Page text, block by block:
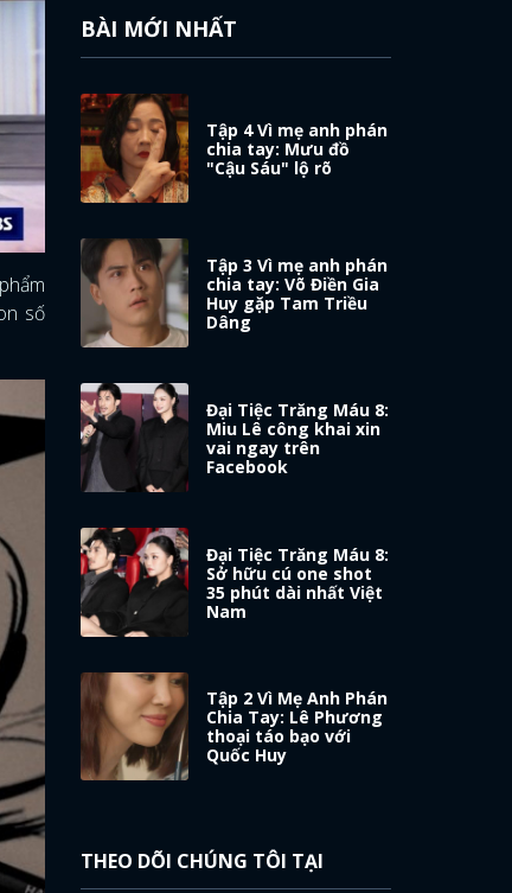
số
BÀI MỚI NHẤT
Tập 4 Vì mẹ anh phán
chia tay: Mưu đồ
"Cậu Sáu" lộ rõ
Tập 3 Vì mẹ anh phán
chia tay: Võ Điền Gia
Huy gặp Tam Triều
Dâng
Đại Tiệc Trăng Máu 8:
Miu Lê công khai xin
vai ngay trên
Facebook
Đại Tiệc Trăng Máu 8:
Sở hữu cú one shot
35 phút dài nhất Việt
Nam
Tập 2 Vì Mẹ Anh Phán
Chia Tay: Lê Phương
thoại táo bạo với
Quốc Huy
THEO DÕI CHÚNG TÔI TẠI